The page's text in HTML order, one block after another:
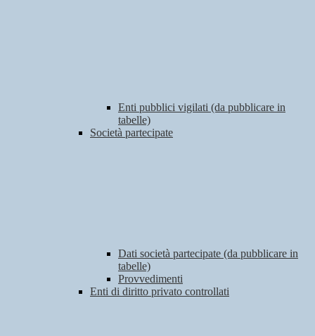
Enti pubblici vigilati (da pubblicare in
tabelle)
Società partecipate
Dati società partecipate (da pubblicare in
tabelle)
Provvedimenti
Enti di diritto privato controllati